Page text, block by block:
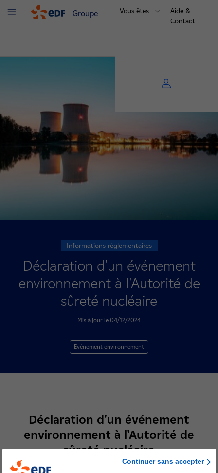
Groupe Vous êtes
Aide &
Contact
Menu
Informations réglementaires
Déclaration d'un événement
environnement à l'Autorité de
sûreté nucléaire
Mis à jour le 04/12/2024
Evénement environnement
Déclaration d'un événement
environnement à l'Autorité de
sûreté nucléaire
Continuer sans accepter